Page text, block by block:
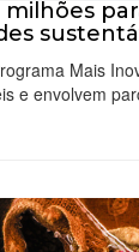
milhões
Mais
e envolvem